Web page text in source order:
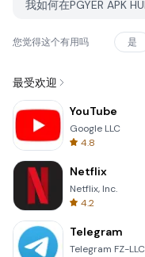
您觉得这个有用吗 是
最受欢迎
YouTube
Google LLC
4.8
Netflix
Netflix, Inc.
4.2
Telegram
Telegram FZ-LLC